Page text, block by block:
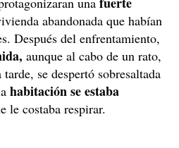
abandonada que habían
Después del enfrentamiento,
aunque al cabo de un rato,
se despertó sobresaltada
habitación se estaba
le costaba respirar.